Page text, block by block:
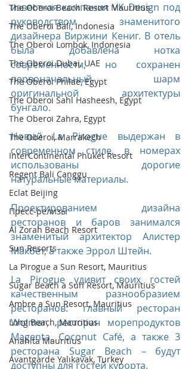
The Oberoi Beach Resort Mauritius
The Oberoi Bali, Indonesia
The Oberoi Lombok, Indonesia
The Oberoi Dubai, UAE
The Oberoi Philae, Egypt
The Oberoi Sahl Hasheesh, Egypt
The Oberoi Zahra, Egypt
The Oberoi, Marrakech
InterContinental Phuket Resort
Regent Bali Canggu
Eclat Beijing
Пресс-релизы
Al Zorah Beach Resort
Sun Resorts
La Pirogue a Sun Resort, Mauritius
Sugar Beach a Sun Resort, Mauritius
Ambre a Sun Resort, Mauritius
Long Beach, Mauritius
Anahita Mauritius
Avantgarde Yalıkavak, Turkey
известная компания VK Design под
руководством знаменитого
дизайнера Виржини Кениг. В отель
была добавлена нотка
современности, но сохранен
первоначальный шарм
оригинальной архитектуры
бунгало.
Новый La Pirogue выдержан в
современном стиле, в номерах
использованы дорогие
натуральные материалы.
Проектированием дизайна
ресторанов и баров занимался
знаменитый архитектор Алистер
Макбет, а также Эррол Штейн.
La Pirogue удивит своих гостей
качественным разнообразием
ресторанов: главный ресторан
Wolmar, ресторан морепродуктов
Magenta, Coconut Café, а также 3
ресторана Sugar Beach – будут
доступны для гостей курорта.